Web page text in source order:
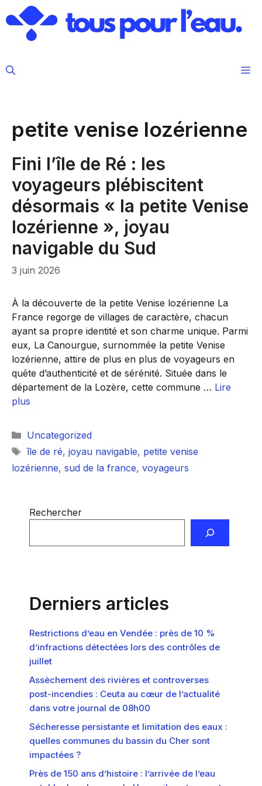
au
contenu
petite venise lozérienne
Fini l’île de Ré : les
voyageurs plébiscitent
désormais « la petite Venise
lozérienne », joyau
navigable du Sud
3 juin 2026
À la découverte de la petite Venise lozérienne La
France regorge de villages de caractère, chacun
ayant sa propre identité et son charme unique. Parmi
eux, La Canourgue, surnommée la petite Venise
lozérienne, attire de plus en plus de voyageurs en
quête d’authenticité et de sérénité. Située dans le
département de la Lozère, cette commune … Lire
plus
Catégories
Uncategorized
Étiquettes
île de ré, joyau navigable, petite venise
lozérienne, sud de la france, voyageurs
Rechercher
Derniers articles
Restrictions d’eau en Vendée : près de 10 %
d’infractions détectées lors des contrôles de
juillet
Assèchement des rivières et controverses
post-incendies : Ceuta au cœur de l’actualité
dans votre journal de 08h00
Sécheresse persistante et limitation des eaux :
quelles communes du bassin du Cher sont
impactées ?
Près de 150 ans d’histoire : l’arrivée de l’eau